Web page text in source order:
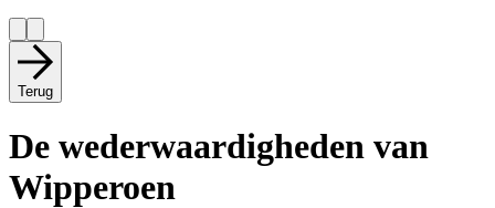
Terug
De wederwaardigheden van
Wipperoen